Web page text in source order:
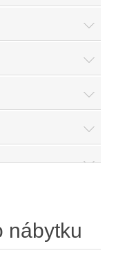
nábytku